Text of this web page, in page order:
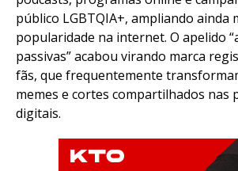
público LGBTQIA+, ampliando ainda
popularidade na internet. O apelido
passivas” acabou virando marca
fãs, que frequentemente
memes e cortes compartilhados nas
digitais.